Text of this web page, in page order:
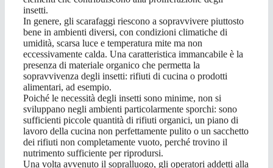
insetti.
In genere, gli scarafaggi riescono a sopravvivere piuttosto
bene in ambienti diversi, con condizioni climatiche di
umidità, scarsa luce e temperatura mite ma non
eccessivamente calda. Una caratteristica immancabile è la
presenza di materiale organico che permetta la
sopravvivenza degli insetti: rifiuti di cucina o prodotti
alimentari, ad esempio.
Poiché le necessità degli insetti sono minime, non si
sviluppano negli ambienti particolarmente sporchi: sono
sufficienti piccole quantità di rifiuti organici, un piano di
lavoro della cucina non perfettamente pulito o un sacchetto
dei rifiuti non completamente vuoto, perché trovino il
nutrimento sufficiente per riprodursi.
Una volta avvenuto il sopralluogo, gli operatori addetti alla